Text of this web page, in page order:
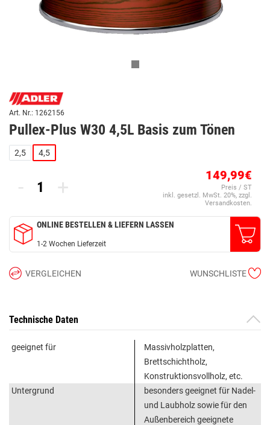
Art. Nr.: 1262156
Pullex-Plus W30 4,5L Basis zum Tönen
2,5 4,5
- + 149,99€
Preis / ST
inkl. gesetzl. MwSt. 20%, zzgl.
Versandkosten.
ONLINE BESTELLEN & LIEFERN LASSEN
1-2 Wochen Lieferzeit
VERGLEICHEN WUNSCHLISTE
Technische Daten
geeignet für
Massivholzplatten,
Brettschichtholz,
Konstruktionsvollholz, etc.
Untergrund
besonders geeignet für Nadel-
und Laubholz sowie für den
Außenbereich geeignete